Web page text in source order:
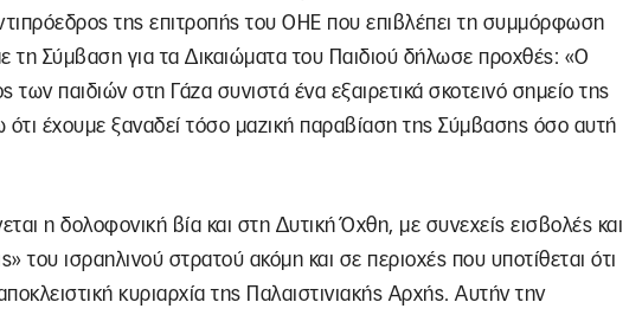
της επιτροπής του ΟΗΕ που επιβλέπει τη συμμόρφωση
τη Σύμβαση για τα Δικαιώματα του Παιδιού δήλωσε προχθές: «Ο
των παιδιών στη Γάζα συνιστά ένα εξαιρετικά σκοτεινό σημείο της
ότι έχουμε ξαναδεί τόσο μαζική παραβίαση της Σύμβασης όσο αυτή
η δολοφονική βία και στη Δυτική Όχθη, με συνεχείς εισβολές και
του ισραηλινού στρατού ακόμη και σε περιοχές που υποτίθεται ότι
κυριαρχία της Παλαιστινιακής Αρχής. Αυτήν την